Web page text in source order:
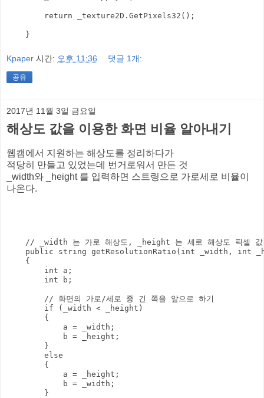
        return _texture2D.GetPixels32();
Kpaper 시간: 오후 11:36 댓글 1개:
공유
2017년 11월 3일 금요일
해상도 값을 이용한 화면 비율 알아내기
웹캠에서 지원하는 해상도를 정리하다가
적당히 만들고 있었는데 번거로워서 만든 것
_width와 _height 를 입력하면 스트링으로 가로세로 비율이
나온다.
    // _width 는 가로 해상도, _height 는 세로 해상도 픽셀 값
public string getResolutionRatio(int _width, int
    {
        int a;
        int b;
        // 화면의 가로/세로 중 긴 쪽을 앞으로 하기
        if (_width < _height)
        {
            a = _width;
            b = _height;
        }
        else
        {
            a = _height;
            b = _width;
        }